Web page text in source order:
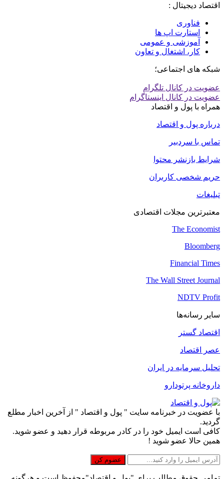
اقتصاد دیجیتال :
فناوری
استارت اپ ها
آموزشی و عمومی
کار، اشتغال و تعاون
شبکه های اجتماعی؛
عضویت در کانال تلگرام
عضویت در کانال اینستاگرام
همراه با پول و اقتصاد
درباره پول و اقتصاد
تماس با سردبیر
شرایط بازنشر محتوا
حریم شخصی کاربران
تبلیغات
معتبرترین مجلات اقتصادی
The Economist
Bloomberg
Financial Times
The Wall Street Journal
NDTV Profit
سایر رسانه‌ها
اقتصاد گستر
عصر اقتصاد
تحلیل سرمایه در ایران
داروخانه پرتودارو
با عضویت در خبرنامه سایت " پول و اقتصاد " از آخرین اخبار مطلع
گردید.
کافی است ایمیل خود را در کادر مربوطه قرار دهید و عضو شوید.
همین حالا عضو شوید !